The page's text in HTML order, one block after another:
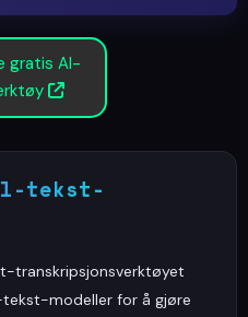
gratis AI-
tekst-
transkripsjonsverktøyet
modeller for å gjøre